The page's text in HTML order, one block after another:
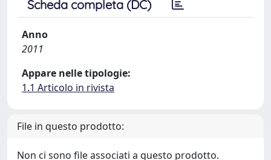
Scheda completa (DC)
Anno
2011
Appare nelle tipologie:
1.1 Articolo in rivista
File in questo prodotto:
Non ci sono file associati a questo prodotto.